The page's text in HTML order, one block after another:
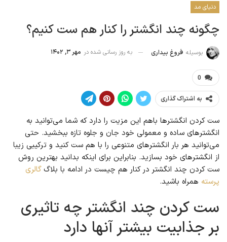
دنیای مد
چگونه چند انگشتر را کنار هم ست کنیم؟
بوسیله فروغ بیداری به روز رسانی شده در مهر ۳, ۱۴۰۲
0
به اشتراک گذاری
ست کردن انگشترها باهم این مزیت را دارد که شما می‌توانید به
انگشترهای ساده و معمولی خود جان و جلوه تازه ببخشید. حتی
می‌توانید هر بار انگشترهای متنوعی را با هم ست کنید و ترکیبی زیبا
از انگشترهای خود بسازید. بنابراین برای اینکه بدانید بهترین روش
ست کردن چند انگشتر در کنار هم چیست در ادامه با بلاگگالری
پرسته همراه باشید.
ست کردن چند انگشتر چه تاثیری
بر جذابیت بیشتر آنها دارد